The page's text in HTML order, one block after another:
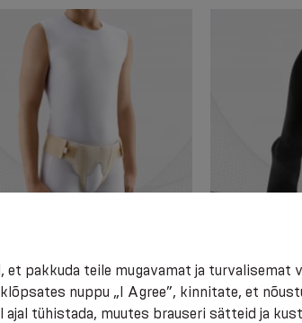
elastsed vööd
raviks, kahepoolsed,
vahetükkidega
Meditsiinilised
põlvikud,
igapäevaseks
et pakkuda teile mugavamat ja turvalisemat
nuppu „I Agree”, kinnitate, et
ajal tühistada, muutes brauseri sätteid ja